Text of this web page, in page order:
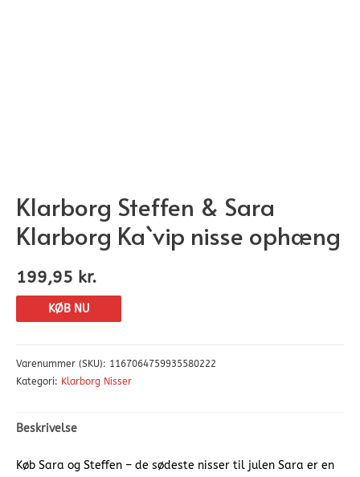
Klarborg Steffen & Sara
Klarborg Ka`vip nisse ophæng
199,95 kr.
KØB NU
Varenummer (SKU): 1167064759935580222
Kategori: Klarborg Nisser
Beskrivelse
Køb Sara og Steffen – de sødeste nisser til julen Sara er en